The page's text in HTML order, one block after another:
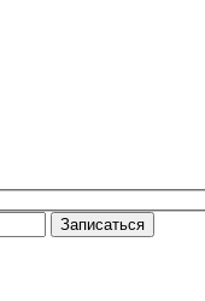
Записаться